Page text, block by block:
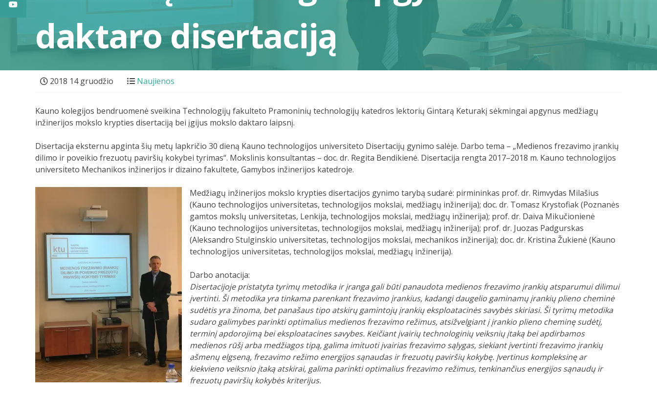
daktaro disertaciją
2018 14 gruodžio Naujienos
Kauno kolegijos bendruomenė sveikina Technologijų fakulteto Pramoninių technologijų katedros lektorių Gintarą Keturakį sėkmingai apgynus medžiagų
inžinerijos mokslo krypties disertaciją bei įgijus mokslo daktaro laipsnį.
Disertacija eksternu apginta šių metų lapkričio 30 dieną Kauno technologijos universiteto Disertacijų gynimo salėje. Darbo tema – „Medienos frezavimo įrankių
dilimo ir poveikio frezuotų paviršių kokybei tyrimas“. Mokslinis konsultantas – doc. dr. Regita Bendikienė. Disertacija rengta 2017–2018 m. Kauno technologijos
universiteto Mechanikos inžinerijos ir dizaino fakultete, Gamybos inžinerijos katedroje.
Medžiagų inžinerijos mokslo krypties disertacijos gynimo tarybą sudarė: pirmininkas prof. dr. Rimvydas Milašius
(Kauno technologijos universitetas, technologijos mokslai, medžiagų inžinerija); doc. dr. Tomasz Krystofiak (Poznanės
gamtos mokslų universitetas, Lenkija, technologijos mokslai, medžiagų inžinerija); prof. dr. Daiva Mikučionienė
(Kauno technologijos universitetas, technologijos mokslai, medžiagų inžinerija); prof. dr. Juozas Padgurskas
(Aleksandro Stulginskio universitetas, technologijos mokslai, mechanikos inžinerija); doc. dr. Kristina Žukienė (Kauno
technologijos universitetas, technologijos mokslai, medžiagų inžinerija).
Darbo anotacija:
Disertacijoje pristatyta tyrimų metodika ir įranga gali būti panaudota medienos frezavimo įrankių atsparumui dilimui
įvertinti. Ši metodika yra tinkama parenkant frezavimo įrankius, kadangi daugelio gaminamų įrankių plieno cheminė
sudėtis yra žinoma, bet panašaus tipo atskirų gamintojų įrankių eksploatacinės savybės skiriasi. Ši tyrimų metodika
sudaro galimybes parinkti optimalius medienos frezavimo režimus, atsižvelgiant į įrankio plieno cheminę sudėtį,
terminį apdorojimą bei eksploatacines savybes. Keičiant įvairių technologinių veiksnių įtaką bei apdirbamos
medienos rūšį arba medžiagos tipą, galima imituoti įvairias frezavimo sąlygas, siekiant įvertinti frezavimo įrankių
ašmenų elgseną, frezavimo režimo energijos sąnaudas ir frezuotų paviršių kokybę. Įvertinus kompleksinę ar
kiekvieno veiksnio įtaką atskirai, galima parinkti optimalius frezavimo režimus, tenkinančius energijos sąnaudų ir
frezuotų paviršių kokybės kriterijus.